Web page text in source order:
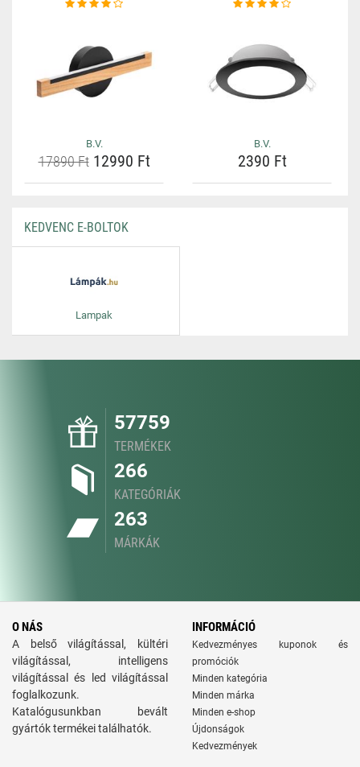
B.V.
17890 Ft12990 Ft
B.V.
2390 Ft
KEDVENC E-BOLTOK
Lampak
57759
TERMÉKEK
266
KATEGÓRIÁK
263
MÁRKÁK
O NÁS
A belső világítással, kültéri
világítással, intelligens
világítással és led világítással
foglalkozunk.
Katalógusunkban bevált
gyártók termékei találhatók.
INFORMÁCIÓ
Kedvezményes kuponok és
promóciók
Minden kategória
Minden márka
Minden e-shop
Újdonságok
Kedvezmények